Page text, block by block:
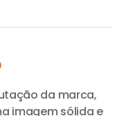
da marca,
imagem sólida e